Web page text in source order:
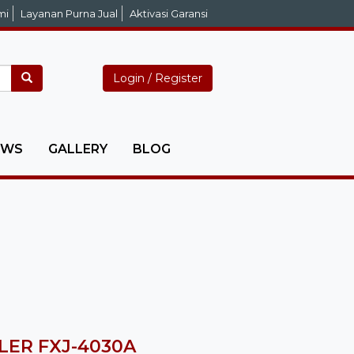
Layanan Purna Jual Aktivasi Garansi
Login / Register
GALLERY BLOG
FXJ-4030A